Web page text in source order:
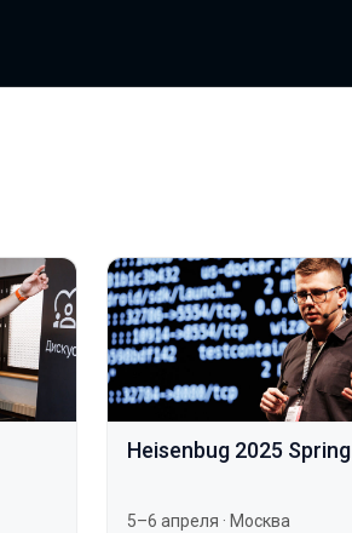
Heisenbug 2025 Spring
5–6 апреля · Москва